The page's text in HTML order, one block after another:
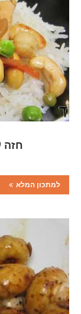
חזה
למתכון המלא